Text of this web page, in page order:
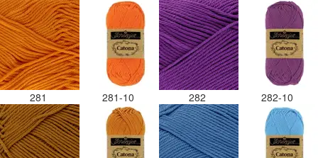
281 281-10 282 282-10